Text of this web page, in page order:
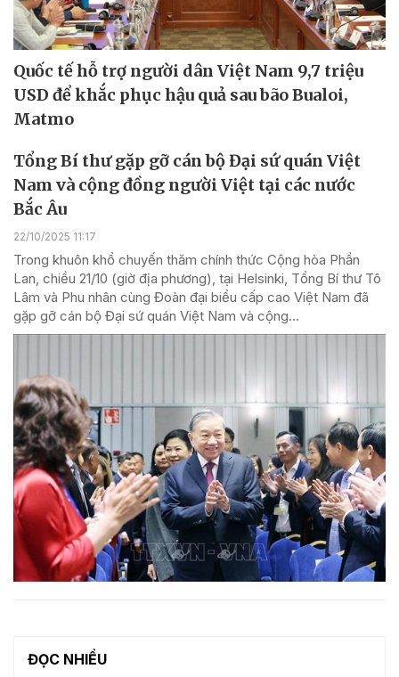
Quốc tế hỗ trợ người dân Việt Nam 9,7 triệu
USD để khắc phục hậu quả sau bão Bualoi,
Matmo
Tổng Bí thư gặp gỡ cán bộ Đại sứ quán Việt
Nam và cộng đồng người Việt tại các nước
Bắc Âu
22/10/2025 11:17
Trong khuôn khổ chuyến thăm chính thức Cộng hòa Phần
Lan, chiều 21/10 (giờ địa phương), tại Helsinki, Tổng Bí thư Tô
Lâm và Phu nhân cùng Đoàn đại biểu cấp cao Việt Nam đã
gặp gỡ cán bộ Đại sứ quán Việt Nam và cộng...
ĐỌC NHIỀU